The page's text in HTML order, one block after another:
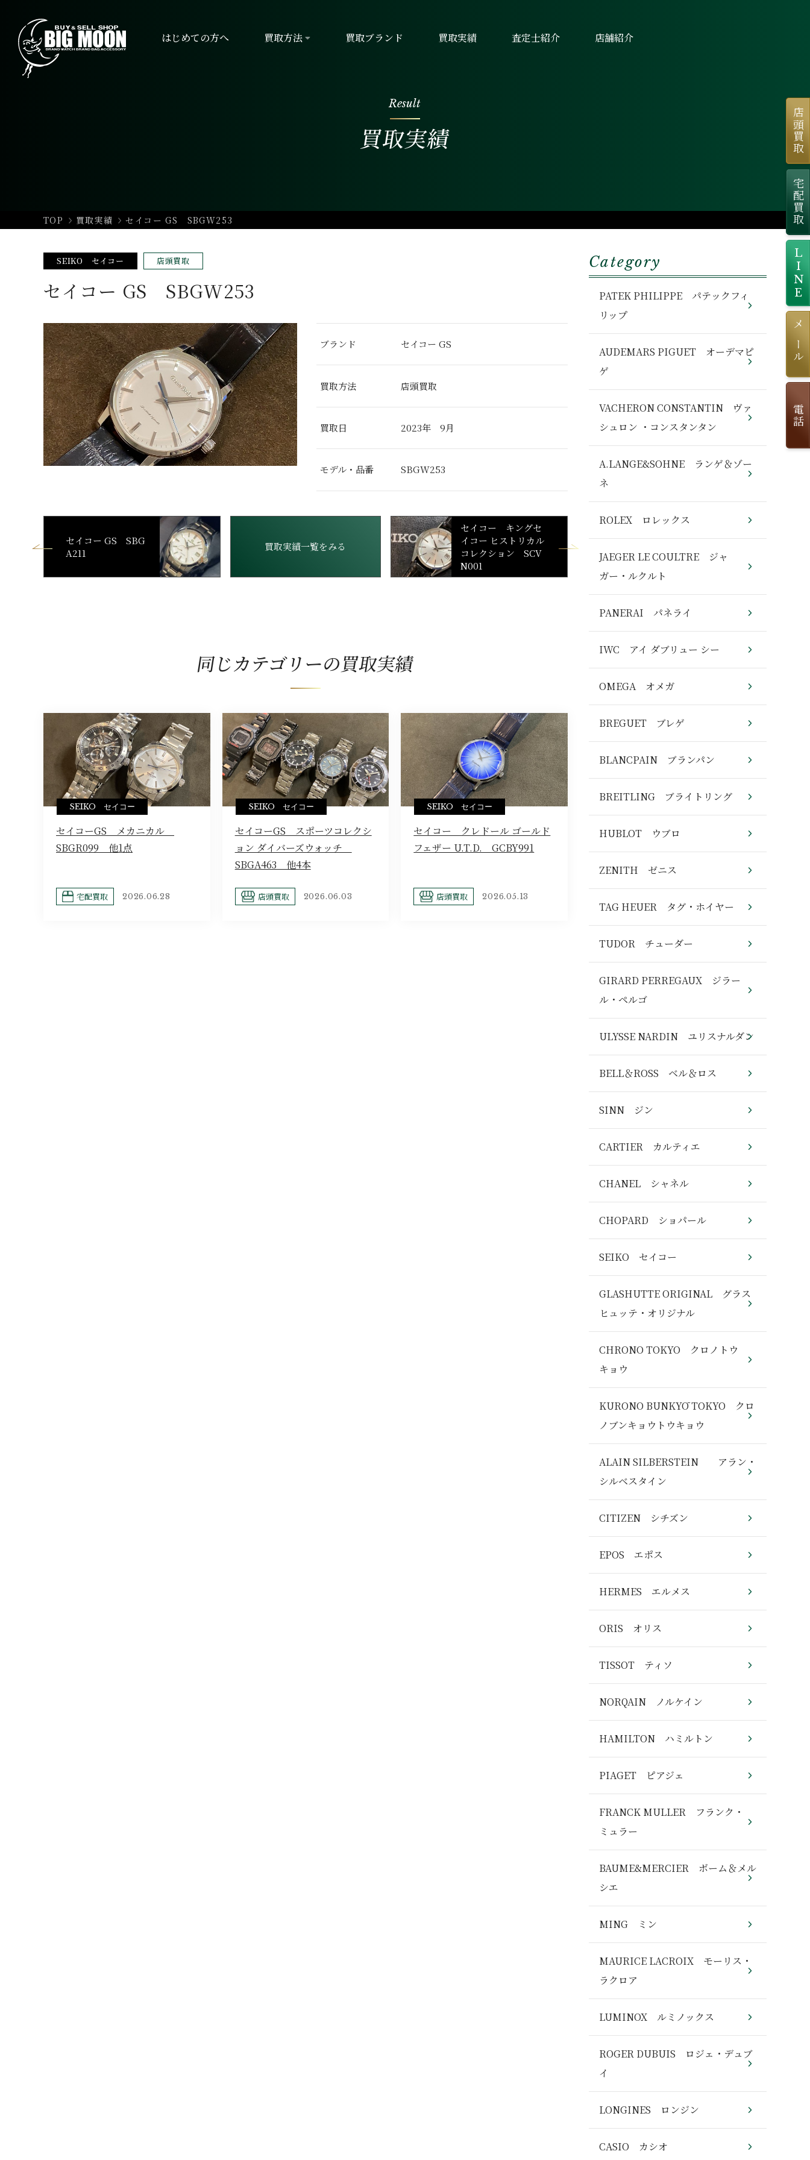
はじめての方へ 買取方法 買取ブランド 買取実績 査定士紹介 店舗紹介
Result
買取実績
TOP 買取実績 セイコー GS SBGW253
SEIKO セイコー 店頭買取
セイコー GS SBGW253
ブランド セイコー GS
買取方法 店頭買取
買取日 2023年 9月
モデル・品番 SBGW253
セイコー GS SBG
A211
買取実績一覧をみる
セイコー キングセ
イコー ヒストリカル
コレクション SCV
N001
同じカテゴリーの買取実績
SEIKO セイコー
セイコーGS メカニカル
SBGR099 他1点
宅配買取 2026.06.28
SEIKO セイコー
セイコーGS スポーツコレクシ
ョン ダイバーズウォッチ
SBGA463 他4本
店頭買取 2026.06.03
SEIKO セイコー
セイコー クレドール ゴールド
フェザー U.T.D. GCBY991
店頭買取 2026.05.13
Category
PATEK PHILIPPE パテックフィ
リップ
AUDEMARS PIGUET オーデマピ
ゲ
VACHERON CONSTANTIN ヴァ
シュロン ・コンスタンタン
A.LANGE&SOHNE ランゲ＆ゾー
ネ
ROLEX ロレックス
JAEGER LE COULTRE ジャ
ガー・ルクルト
PANERAI パネライ
IWC アイ ダブリュー シー
OMEGA オメガ
BREGUET ブレゲ
BLANCPAIN ブランパン
BREITLING ブライトリング
HUBLOT ウブロ
ZENITH ゼニス
TAG HEUER タグ・ホイヤー
TUDOR チューダー
GIRARD PERREGAUX ジラー
ル・ペルゴ
ULYSSE NARDIN ユリスナルダン
BELL＆ROSS ベル＆ロス
SINN ジン
CARTIER カルティエ
CHANEL シャネル
CHOPARD ショパール
SEIKO セイコー
GLASHUTTE ORIGINAL グラス
ヒュッテ・オリジナル
CHRONO TOKYO クロノトウ
キョウ
KURONO BUNKYŌ TOKYO クロ
ノブンキョウトウキョウ
ALAIN SILBERSTEIN アラン・
シルベスタイン
CITIZEN シチズン
EPOS エポス
HERMES エルメス
ORIS オリス
TISSOT ティソ
NORQAIN ノルケイン
HAMILTON ハミルトン
PIAGET ピアジェ
FRANCK MULLER フランク・
ミュラー
BAUME&MERCIER ボーム＆メル
シエ
MING ミン
MAURICE LACROIX モーリス・
ラクロア
LUMINOX ルミノックス
ROGER DUBUIS ロジェ・デュブ
イ
LONGINES ロンジン
CASIO カシオ
店頭買取
宅配買取
LINE
メール
電話